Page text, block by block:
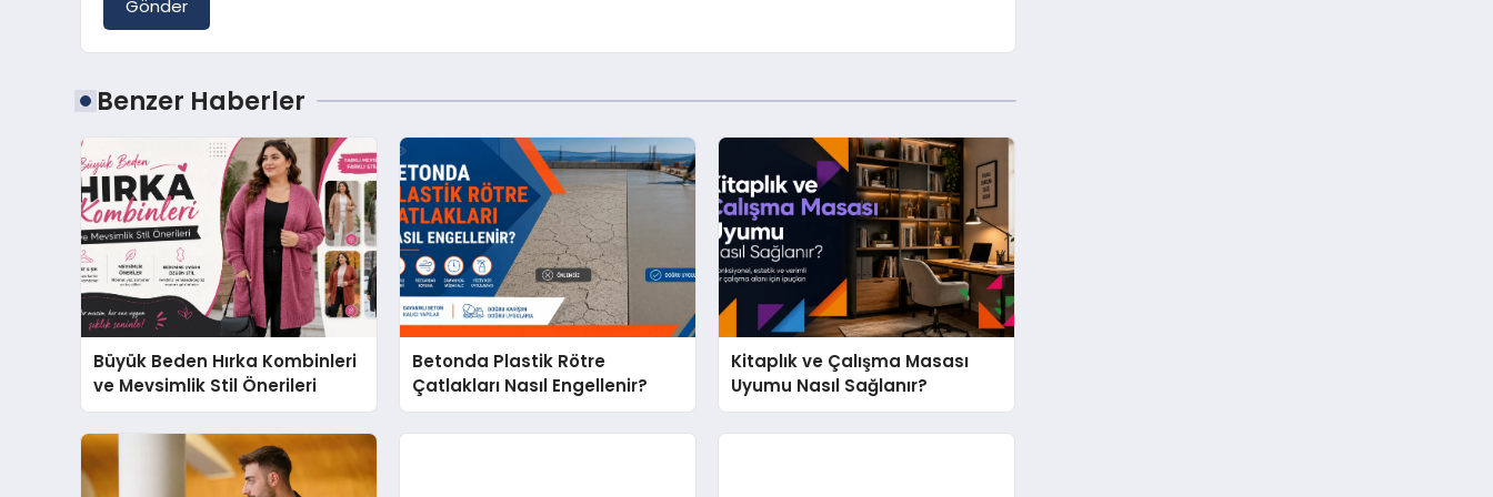
Gönder
Benzer Haberler
Büyük Beden Hırka Kombinleri
ve Mevsimlik Stil Önerileri
Betonda Plastik Rötre
Çatlakları Nasıl Engellenir?
Kitaplık ve Çalışma Masası
Uyumu Nasıl Sağlanır?